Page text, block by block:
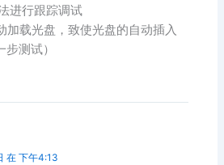
进行跟踪调试
加载光盘，致使光盘的自动插入
测试）
在 下午4:13